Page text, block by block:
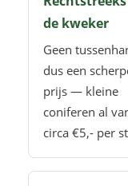
de kweker
Geen
dus een
prijs — kleine
coniferen al
circa €5,- per